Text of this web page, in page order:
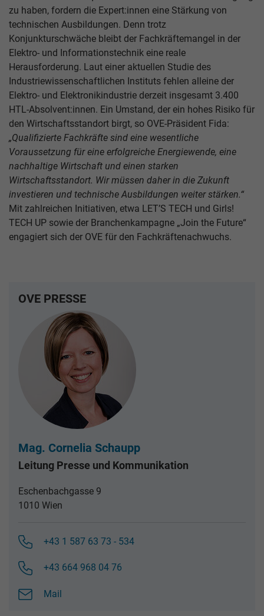
zu haben, fordern die Expert:innen eine Stärkung von
technischen Ausbildungen. Denn trotz
Konjunkturschwäche bleibt der Fachkräftemangel in der
Elektro- und Informationstechnik eine reale
Herausforderung. Laut einer aktuellen Studie des
Industriewissenschaftlichen Instituts fehlen alleine der
Elektro- und Elektronikindustrie derzeit insgesamt 3.400
HTL-Absolvent:innen. Ein Umstand, der ein hohes Risiko für
den Wirtschaftsstandort birgt, so OVE-Präsident Fida:
„Qualifizierte Fachkräfte sind eine wesentliche
Voraussetzung für eine erfolgreiche Energiewende, eine
nachhaltige Wirtschaft und einen starken
Wirtschaftsstandort. Wir müssen daher in die Zukunft
investieren und technische Ausbildungen weiter stärken.“
Mit zahlreichen Initiativen, etwa LET’S TECH und Girls!
TECH UP sowie der Branchenkampagne „Join the Future“
engagiert sich der OVE für den Fachkräftenachwuchs.
OVE PRESSE
Mag. Cornelia Schaupp
Leitung Presse und Kommunikation
Eschenbachgasse 9
1010 Wien
+43 1 587 63 73 - 534
+43 664 968 04 76
Mail